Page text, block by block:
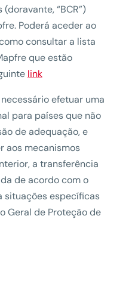
“BCR”)
Poderá aceder ao
consultar a lista
que estão
link
efetuar uma
para países que não
de adequação, e
aos mecanismos
a transferência
de acordo com o
situações específicas
Geral de Proteção de